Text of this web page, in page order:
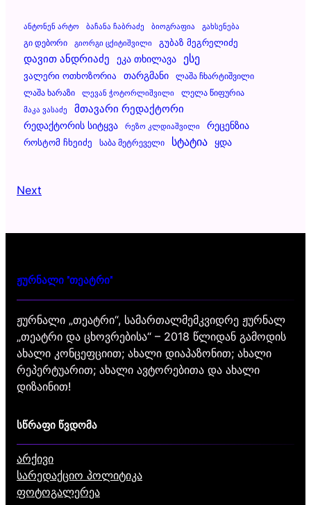
Ანტონენ Არტო Ბაჩანა Ჩაბრაძე Ბიოგრაფია
Გახსენება
Გი Დებორი
Გიორგი Ცქიტიშვილი Გუბაზ Მეგრელიძე
Დავით Ანდრიაძე Ეკა Თხილავა Ესე
Ვალერი Ოთხოზორია Თარგმანი Ლაშა Ჩხარტიშვილი
Ლაშა Ხარაზი Ლევან Ჭოტორლიშვილი
Ლელა Წიფურია
Მაკა Ვასაძე
Მთავარი Რედაქტორი
Რედაქტორის Სიტყვა Რეზო Კლდიაშვილი Რეცენზია
Როსტომ Ჩხეიძე Საბა Მეტრეველი Სტატია Ყდა
Next
ჟურნალი "თეატრი"
ჟურნალი „თეატრი“, სამართალმემკვიდრე ჟურნალ
„თეატრი და ცხოვრებისა“ – 2018 წლიდან გამოდის
ახალი კონცეფციით; ახალი დიაპაზონით; ახალი
რეპერტუარით; ახალი ავტორებითა და ახალი
დიზაინით!
სწრაფი წვდომა
არქივი
სარედაქციო პოლიტიკა
ფოტოგალერეა